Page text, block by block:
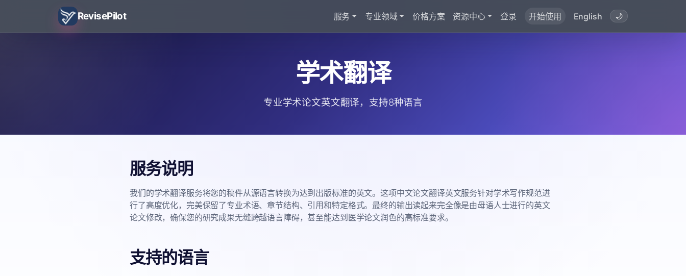
RevisePilot 服务 专业领域 价格方案 资源中心 登录 开始使用 English 🌙
学术翻译
专业学术论文英文翻译，支持8种语言
服务说明
我们的学术翻译服务将您的稿件从源语言转换为达到出版标准的英文。这项中文论文翻译英文服务针对学术写作规范进
行了高度优化，完美保留了专业术语、章节结构、引用和特定格式。最终的输出读起来完全像是由母语人士进行的英文
论文修改，确保您的研究成果无缝跨越语言障碍，甚至能达到医学论文润色的高标准要求。
支持的语言